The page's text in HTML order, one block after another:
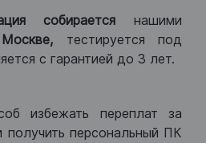
собираетсянашими
тестируется под
с гарантией до 3 лет.
избежать переплат за
персональный ПК